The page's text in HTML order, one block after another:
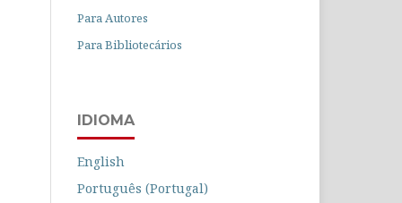
Para Autores
Para Bibliotecários
IDIOMA
English
Português (Portugal)